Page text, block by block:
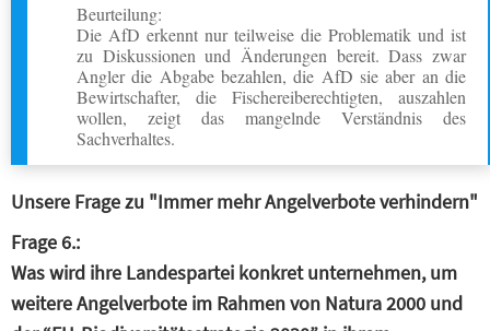
Beurteilung:
Die AfD erkennt nur teilweise die Problematik und ist
zu Diskussionen und Änderungen bereit. Dass zwar
Angler die Abgabe bezahlen, die AfD sie aber an die
Bewirtschafter, die Fischereiberechtigten, auszahlen
wollen, zeigt das mangelnde Verständnis des
Sachverhaltes.
Unsere Frage zu "Immer mehr Angelverbote verhindern"
Frage 6.:
Was wird ihre Landespartei konkret unternehmen, um
weitere Angelverbote im Rahmen von Natura 2000 und